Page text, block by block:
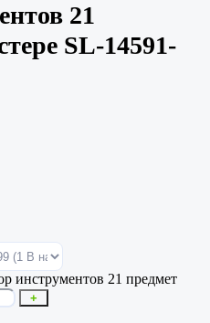
21
SL-14591-
инструментов 21 предмет
+